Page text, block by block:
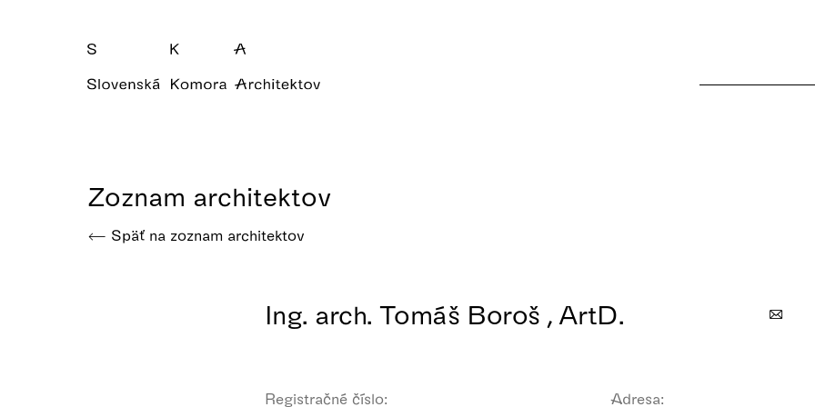
Zoznam architektov
Späť na zoznam architektov
Ing. arch. Tomáš Boroš , ArtD.
Registračné číslo:
Adresa: